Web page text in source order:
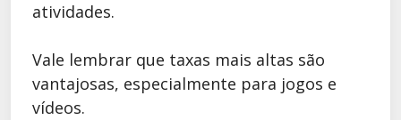
atividades.
Vale lembrar que taxas mais altas são
vantajosas, especialmente para jogos e
vídeos.